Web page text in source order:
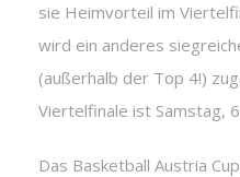
sie Heimvorteil im
wird ein anderes
(außerhalb der Top 4!)
Viertelfinale ist Samstag,
Das Basketball Austria